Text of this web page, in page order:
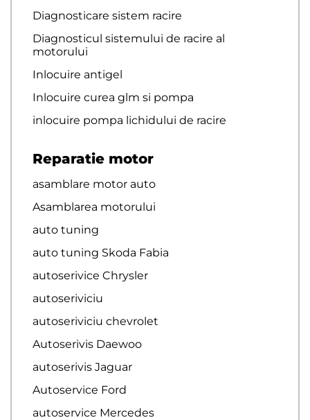
Diagnosticare sistem racire
Diagnosticul sistemului de racire al
motorului
Inlocuire antigel
Inlocuire curea glm si pompa
inlocuire pompa lichidului de racire
Reparatie motor
asamblare motor auto
Asamblarea motorului
auto tuning
auto tuning Skoda Fabia
autoserivice Chrysler
autoseriviciu
autoseriviciu chevrolet
Autoserivis Daewoo
autoserivis Jaguar
Autoservice Ford
autoservice Mercedes